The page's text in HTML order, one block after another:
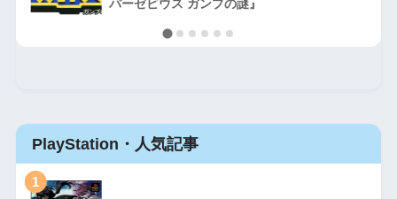
パーゼビウス ガンプの謎』
PlayStation・人気記事
1